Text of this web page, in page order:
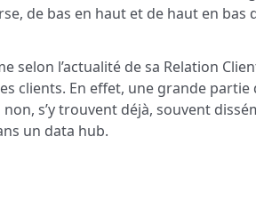
de bas en haut et de haut en bas
selon l’actualité de sa Relation
clients. En effet, une grande
s’y trouvent déjà, souvent
un data hub.